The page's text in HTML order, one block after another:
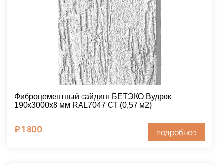
Фиброцементный сайдинг БЕТЭКО Вудрок
190х3000х8 мм RAL7047 СТ (0,57 м2)
₽ 1 800 подробнее